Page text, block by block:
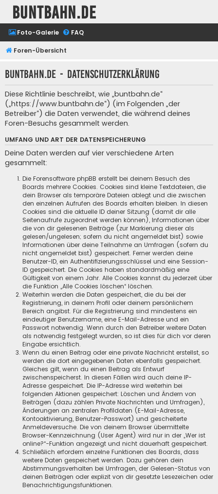
buntbahn.de
Foto-Galerie FAQ
Foren-Übersicht
buntbahn.de - Datenschutzerklärung
Diese Richtlinie beschreibt, wie „buntbahn.de“
(„https://www.buntbahn.de“) (im Folgenden „der
Betreiber“) die Daten verwendet, die während deines
Foren-Besuchs gesammelt werden.
UMFANG UND ART DER DATENSPEICHERUNG
Deine Daten werden auf vier verschiedene Arten
gesammelt:
Die Forensoftware phpBB erstellt bei deinem Besuch des
Boards mehrere Cookies. Cookies sind kleine Textdateien, die
dein Browser als temporäre Dateien ablegt und die zwischen
den einzelnen Aufrufen des Boards erhalten bleiben. In diesen
Cookies sind die aktuelle ID deiner Sitzung (damit dir alle
Seitenaufrufe zugeordnet werden können), Informationen über
die von dir gelesenen Beiträge (zur Markierung dieser als
gelesen/ungelesen; sofern du nicht angemeldet bist) sowie
Informationen über deine Teilnahme an Umfragen (sofern du
nicht angemeldet bist) gespeichert. Ferner werden deine
Benutzer-ID, ein Authentifizierungsschlüssel und eine Session-
ID gespeichert. Die Cookies haben standardmäßig eine
Gültigkeit von einem Jahr. Alle Cookies kannst du jederzeit über
die Funktion „Alle Cookies löschen“ löschen.
Weiterhin werden die Daten gespeichert, die du bei der
Registrierung, in deinem Profil oder deinem persönlichem
Bereich angibst. Für die Registrierung sind mindestens ein
eindeutiger Benutzername, eine E-Mail-Adresse und ein
Passwort notwendig. Wenn durch den Betreiber weitere Daten
als notwendig festgelegt wurden, so ist dies für dich vor deren
Eingabe ersichtlich.
Wenn du einen Beitrag oder eine private Nachricht erstellst, so
werden die dort eingegebenen Daten ebenfalls gespeichert.
Gleiches gilt, wenn du einen Beitrag als Entwurf
zwischenspeicherst. In diesen Fällen wird auch deine IP-
Adresse gespeichert. Die IP-Adresse wird weiterhin bei
folgenden Aktionen gespeichert: Löschen und Ändern von
Beiträgen (dazu zählen Private Nachrichten und Umfragen),
Änderungen an zentralen Profildaten (E-Mail-Adresse,
Kontoaktivierung, Benutzer-Passwort) und gescheiterte
Anmeldeversuche. Die von deinem Browser übermittelte
Browser-Kennzeichnung (User Agent) wird nur in der „Wer ist
online?“-Funktion angezeigt und nicht dauerhaft gespeichert.
Schließlich erfordern einzelne Funktionen des Boards, dass
weitere Daten gespeichert werden. Dazu gehören dein
Abstimmungsverhalten bei Umfragen, der Gelesen-Status von
deinen Beiträgen oder explizit von dir gesetzte Lesezeichen oder
Benachrichtigungsfunktionen.